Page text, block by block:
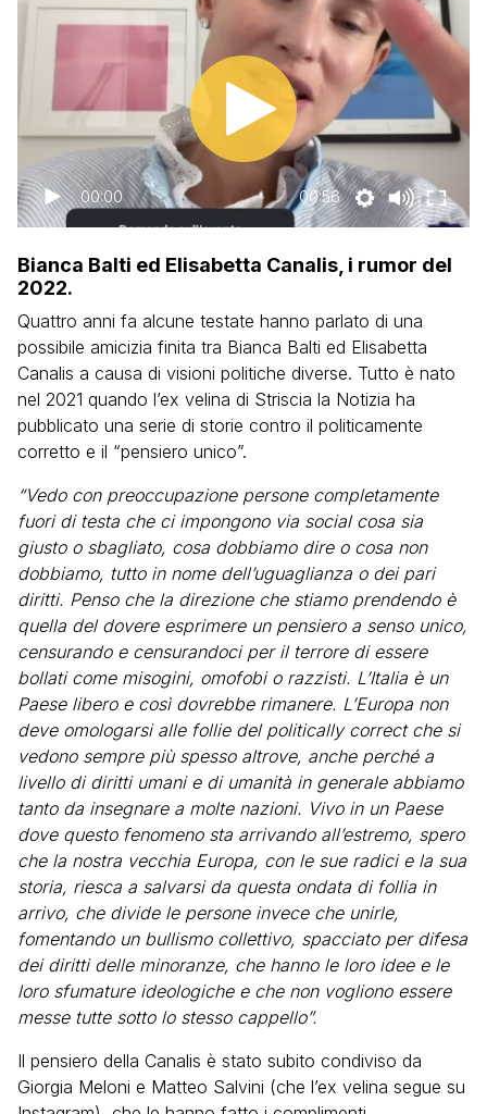
00:00 00:56
Bianca Balti ed Elisabetta Canalis, i rumor del
2022.
Quattro anni fa alcune testate hanno parlato di una
possibile amicizia finita tra Bianca Balti ed Elisabetta
Canalis a causa di visioni politiche diverse. Tutto è nato
nel 2021 quando l’ex velina di Striscia la Notizia ha
pubblicato una serie di storie contro il politicamente
corretto e il “pensiero unico”.
“Vedo con preoccupazione persone completamente
fuori di testa che ci impongono via social cosa sia
giusto o sbagliato, cosa dobbiamo dire o cosa non
dobbiamo, tutto in nome dell’uguaglianza o dei pari
diritti. Penso che la direzione che stiamo prendendo è
quella del dovere esprimere un pensiero a senso unico,
censurando e censurandoci per il terrore di essere
bollati come misogini, omofobi o razzisti. L’Italia è un
Paese libero e così dovrebbe rimanere. L’Europa non
deve omologarsi alle follie del politically correct che si
vedono sempre più spesso altrove, anche perché a
livello di diritti umani e di umanità in generale abbiamo
tanto da insegnare a molte nazioni. Vivo in un Paese
dove questo fenomeno sta arrivando all’estremo, spero
che la nostra vecchia Europa, con le sue radici e la sua
storia, riesca a salvarsi da questa ondata di follia in
arrivo, che divide le persone invece che unirle,
fomentando un bullismo collettivo, spacciato per difesa
dei diritti delle minoranze, che hanno le loro idee e le
loro sfumature ideologiche e che non vogliono essere
messe tutte sotto lo stesso cappello”.
Il pensiero della Canalis è stato subito condiviso da
Giorgia Meloni e Matteo Salvini (che l’ex velina segue su